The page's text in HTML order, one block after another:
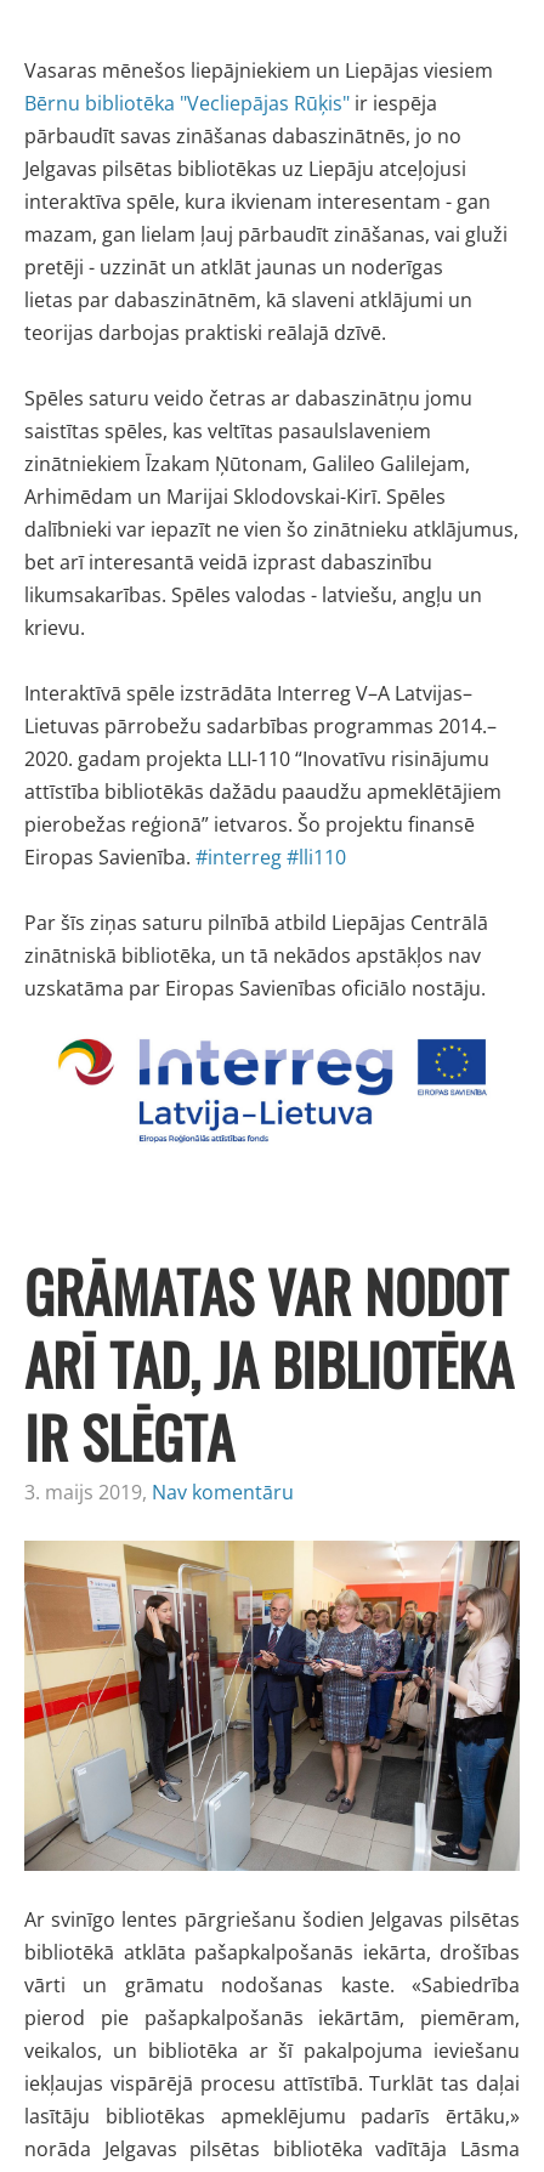
Vasaras mēnešos liepājniekiem un Liepājas viesiem
Bērnu bibliotēka "Vecliepājas Rūķis" ir iespēja
pārbaudīt savas zināšanas dabaszinātnēs, jo no
Jelgavas pilsētas bibliotēkas uz Liepāju atceļojusi
interaktīva spēle, kura ikvienam interesentam - gan
mazam, gan lielam ļauj pārbaudīt zināšanas, vai gluži
pretēji - uzzināt un atklāt jaunas un noderīgas
lietas par dabaszinātnēm, kā slaveni atklājumi un
teorijas darbojas praktiski reālajā dzīvē.
Spēles saturu veido četras ar dabaszinātņu jomu
saistītas spēles, kas veltītas pasaulslaveniem
zinātniekiem Īzakam Ņūtonam, Galileo Galilejam,
Arhimēdam un Marijai Sklodovskai-Kirī. Spēles
dalībnieki var iepazīt ne vien šo zinātnieku atklājumus,
bet arī interesantā veidā izprast dabaszinību
likumsakarības. Spēles valodas - latviešu, angļu un
krievu.
Interaktīvā spēle izstrādāta Interreg V–A Latvijas–
Lietuvas pārrobežu sadarbības programmas 2014.–
2020. gadam projekta LLI-110 “Inovatīvu risinājumu
attīstība bibliotēkās dažādu paaudžu apmeklētājiem
pierobežas reģionā” ietvaros. Šo projektu finansē
Eiropas Savienība. #interreg#lli110
Par šīs ziņas saturu pilnībā atbild Liepājas Centrālā
zinātniskā bibliotēka, un tā nekādos apstākļos nav
uzskatāma par Eiropas Savienības oficiālo nostāju.
GRĀMATAS VAR NODOT
ARĪ TAD, JA BIBLIOTĒKA
IR SLĒGTA
3. maijs 2019, Nav komentāru
Ar svinīgo lentes pārgriešanu šodien Jelgavas pilsētas
bibliotēkā atklāta pašapkalpošanās iekārta, drošības
vārti un grāmatu nodošanas kaste. «Sabiedrība
pierod pie pašapkalpošanās iekārtām, piemēram,
veikalos, un bibliotēka ar šī pakalpojuma ieviešanu
iekļaujas vispārējā procesu attīstībā. Turklāt tas daļai
lasītāju bibliotēkas apmeklējumu padarīs ērtāku,»
norāda Jelgavas pilsētas bibliotēka vadītāja Lāsma